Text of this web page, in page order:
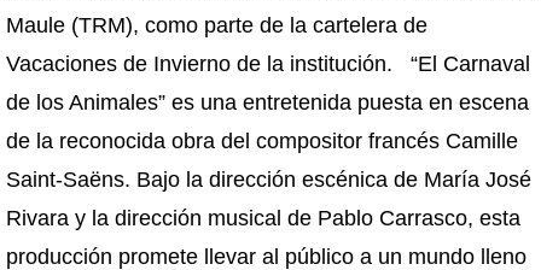
Maule (TRM), como parte de la cartelera de
Vacaciones de Invierno de la institución. “El Carnaval
de los Animales” es una entretenida puesta en escena
de la reconocida obra del compositor francés Camille
Saint-Saëns. Bajo la dirección escénica de María José
Rivara y la dirección musical de Pablo Carrasco, esta
producción promete llevar al público a un mundo lleno